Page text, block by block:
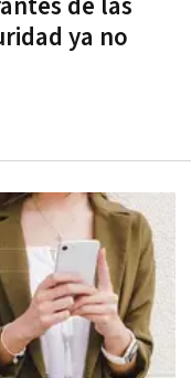
ya no